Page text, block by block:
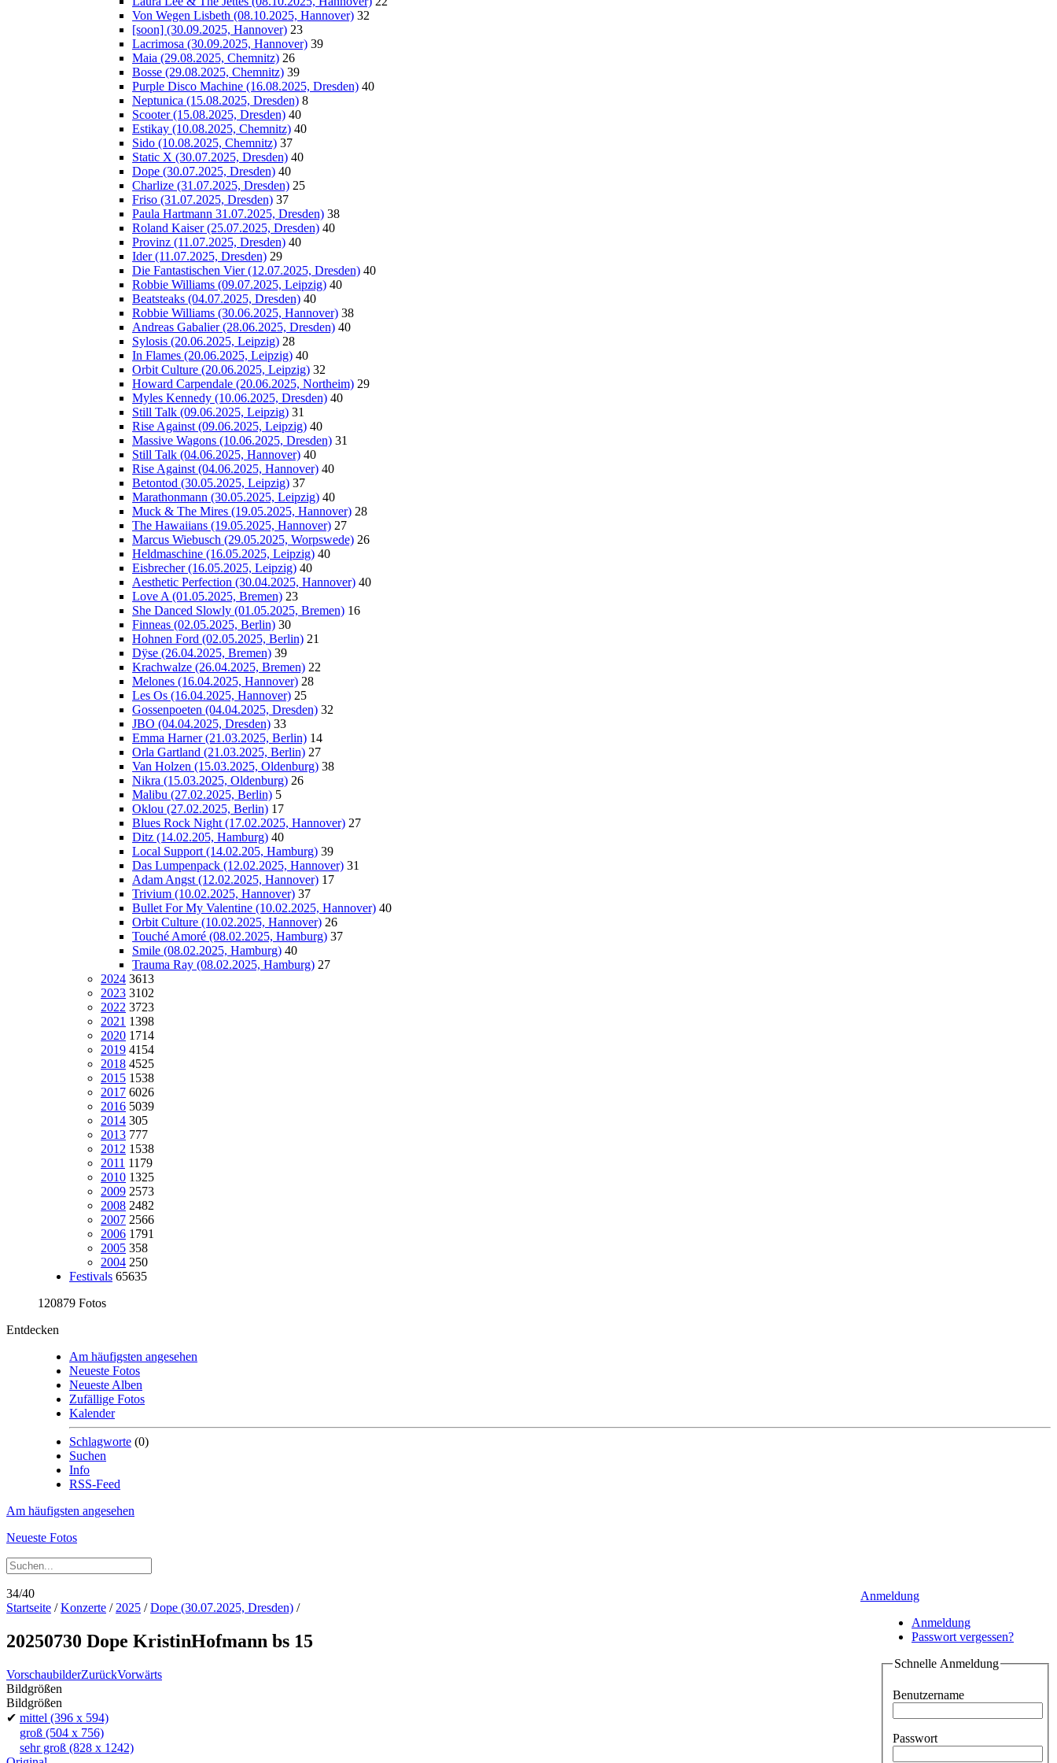
Von Wegen Lisbeth (08.10.2025, Hannover) 32
[soon] (30.09.2025, Hannover) 23
Lacrimosa (30.09.2025, Hannover) 39
Maia (29.08.2025, Chemnitz) 26
Bosse (29.08.2025, Chemnitz) 39
Purple Disco Machine (16.08.2025, Dresden) 40
Neptunica (15.08.2025, Dresden) 8
Scooter (15.08.2025, Dresden) 40
Estikay (10.08.2025, Chemnitz) 40
Sido (10.08.2025, Chemnitz) 37
Static X (30.07.2025, Dresden) 40
Dope (30.07.2025, Dresden) 40
Charlize (31.07.2025, Dresden) 25
Friso (31.07.2025, Dresden) 37
Paula Hartmann 31.07.2025, Dresden) 38
Roland Kaiser (25.07.2025, Dresden) 40
Provinz (11.07.2025, Dresden) 40
Ider (11.07.2025, Dresden) 29
Die Fantastischen Vier (12.07.2025, Dresden) 40
Robbie Williams (09.07.2025, Leipzig) 40
Beatsteaks (04.07.2025, Dresden) 40
Robbie Williams (30.06.2025, Hannover) 38
Andreas Gabalier (28.06.2025, Dresden) 40
Sylosis (20.06.2025, Leipzig) 28
In Flames (20.06.2025, Leipzig) 40
Orbit Culture (20.06.2025, Leipzig) 32
Howard Carpendale (20.06.2025, Northeim) 29
Myles Kennedy (10.06.2025, Dresden) 40
Still Talk (09.06.2025, Leipzig) 31
Rise Against (09.06.2025, Leipzig) 40
Massive Wagons (10.06.2025, Dresden) 31
Still Talk (04.06.2025, Hannover) 40
Rise Against (04.06.2025, Hannover) 40
Betontod (30.05.2025, Leipzig) 37
Marathonmann (30.05.2025, Leipzig) 40
Muck & The Mires (19.05.2025, Hannover) 28
The Hawaiians (19.05.2025, Hannover) 27
Marcus Wiebusch (29.05.2025, Worpswede) 26
Heldmaschine (16.05.2025, Leipzig) 40
Eisbrecher (16.05.2025, Leipzig) 40
Aesthetic Perfection (30.04.2025, Hannover) 40
Love A (01.05.2025, Bremen) 23
She Danced Slowly (01.05.2025, Bremen) 16
Finneas (02.05.2025, Berlin) 30
Hohnen Ford (02.05.2025, Berlin) 21
Dÿse (26.04.2025, Bremen) 39
Krachwalze (26.04.2025, Bremen) 22
Melones (16.04.2025, Hannover) 28
Les Os (16.04.2025, Hannover) 25
Gossenpoeten (04.04.2025, Dresden) 32
JBO (04.04.2025, Dresden) 33
Emma Harner (21.03.2025, Berlin) 14
Orla Gartland (21.03.2025, Berlin) 27
Van Holzen (15.03.2025, Oldenburg) 38
Nikra (15.03.2025, Oldenburg) 26
Malibu (27.02.2025, Berlin) 5
Oklou (27.02.2025, Berlin) 17
Blues Rock Night (17.02.2025, Hannover) 27
Ditz (14.02.205, Hamburg) 40
Local Support (14.02.205, Hamburg) 39
Das Lumpenpack (12.02.2025, Hannover) 31
Adam Angst (12.02.2025, Hannover) 17
Trivium (10.02.2025, Hannover) 37
Bullet For My Valentine (10.02.2025, Hannover) 40
Orbit Culture (10.02.2025, Hannover) 26
Touché Amoré (08.02.2025, Hamburg) 37
Smile (08.02.2025, Hamburg) 40
Trauma Ray (08.02.2025, Hamburg) 27
2024 3613
2023 3102
2022 3723
2021 1398
2020 1714
2019 4154
2018 4525
2015 1538
2017 6026
2016 5039
2014 305
2013 777
2012 1538
2011 1179
2010 1325
2009 2573
2008 2482
2007 2566
2006 1791
2005 358
2004 250
Festivals 65635
120879 Fotos
Entdecken
Am häufigsten angesehen
Neueste Fotos
Neueste Alben
Zufällige Fotos
Kalender
Schlagworte (0)
Suchen
Info
RSS-Feed
Am häufigsten angesehen
Neueste Fotos
Anmeldung
Anmeldung
Passwort vergessen?
Schnelle Anmeldung
Benutzername
Passwort
34/40
Startseite /Konzerte / 2025 /Dope (30.07.2025, Dresden) /
20250730 Dope KristinHofmann bs 15
VorschaubilderZurückVorwärts
Bildgrößen
Bildgrößen
✔ mittel (396 x 594)
groß (504 x 756)
sehr groß (828 x 1242)